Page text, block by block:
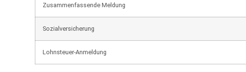
Zusammenfassende Meldung
Sozialversicherung
Lohnsteuer-Anmeldung